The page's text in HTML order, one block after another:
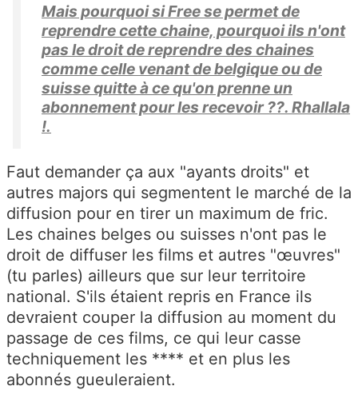
Mais pourquoi si Free se permet de
reprendre cette chaine, pourquoi ils n'ont
pas le droit de reprendre des chaines
comme celle venant de belgique ou de
suisse quitte à ce qu'on prenne un
abonnement pour les recevoir ??. Rhallala
!.
Faut demander ça aux "ayants droits" et
autres majors qui segmentent le marché de la
diffusion pour en tirer un maximum de fric.
Les chaines belges ou suisses n'ont pas le
droit de diffuser les films et autres "œuvres"
(tu parles) ailleurs que sur leur territoire
national. S'ils étaient repris en France ils
devraient couper la diffusion au moment du
passage de ces films, ce qui leur casse
techniquement les **** et en plus les
abonnés gueuleraient.